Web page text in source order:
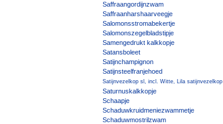
Saffraangordijnzwam
Saffraanharshaarveegje
Salomonsstromabekertje
Salomonszegelbladstipje
Samengedrukt kalkkopje
Satansboleet
Satijnchampignon
Satijnsteelfranjehoed
Satijnvezelkop sl, incl. Witte, Lila satijnvezelkop
Saturnuskalkkopje
Schaapje
Schaduwkruidmeniezwammetje
Schaduwmostrilzwam